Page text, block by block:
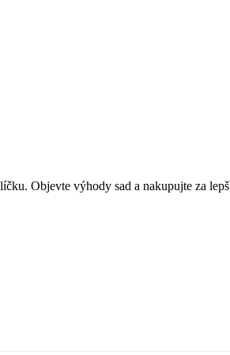
Objevte výhody sad a nakupujte za